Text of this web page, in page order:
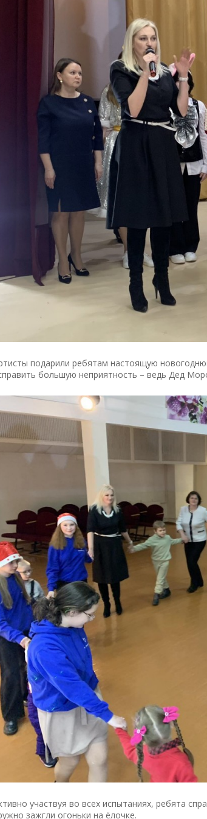
подарили ребятам настоящую
большую неприятность – ведь Дед
участвуя во всех испытаниях, ребята
зажгли огоньки на ёлочке.